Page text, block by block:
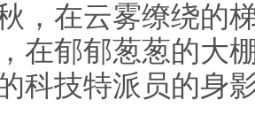
在云雾缭绕的梯
在郁郁葱葱的大
科技特派员的身